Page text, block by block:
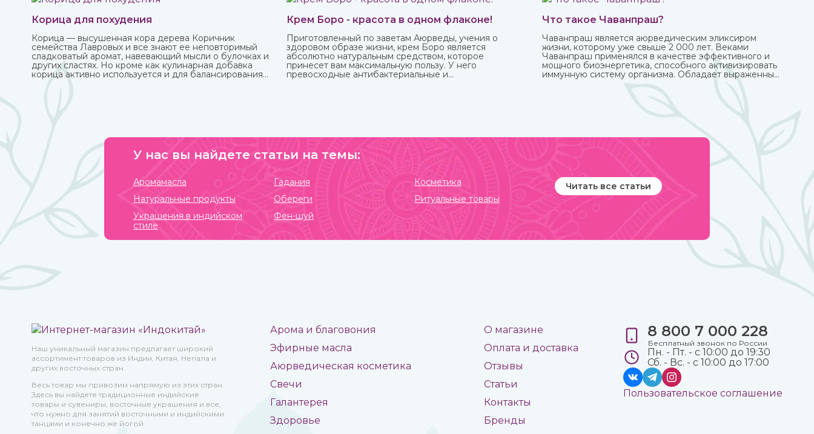
Корица для похудения
Корица — высушенная кора дерева Коричник
семейства Лавровых и все знают ее неповторимый
сладковатый аромат, навевающий мысли о булочках и
других сластях. Но кроме как кулинарная добавка
корица активно используется и для балансирования
употребления сахара и соли и похудения. Она
полезна как в виде сыпучей пряности, так и в
качестве эфирного масла. Приобрести их вы можете в
интернет-магазине ИндоКитай с доставкой по
России.
Крем Боро - красота в одном флаконе!
Приготовленный по заветам Аюрведы, учения о
здоровом образе жизни, крем Боро является
абсолютно натуральным средством, которое
принесет вам максимальную пользу. У него
превосходные антибактериальные и
Что такое Чаванпраш?
Чаванпраш является аюрведическим эликсиром
жизни, которому уже свыше 2 000 лет. Веками
Чаванпраш применялся в качестве эффективного и
мощного биоэнергетика, способного активизировать
иммунную систему организма. Обладает выраженным
омолаживающим действием, оздоравливает и
укрепляет, улучшает кровообращение,
восстанавливает деятельность нервных и
эндокринных функций. Его включают в
терапевтический комплекс для борьбы со многими
хроническими заболеваниями. Рекомендован для
приема с пищей.
У нас вы найдете статьи на темы:
Аромамасла Гадания
Косметика
Натуральные продукты
Обереги
Ритуальные товары
Украшения в индийском
стиле
Фен-шуй
Читать все статьи
Наш уникальный магазин предлагает широкий
ассортимент товаров из Индии, Китая, Непала и
других восточных стран.
Весь товар мы привозим напрямую из этих стран.
Здесь вы найдете традиционные индийские
товары и сувениры, восточные украшения и все,
что нужно для занятий восточными и индийскими
танцами и конечно же йогой.
Арома и благовония
Эфирные масла
Аюрведическая косметика
Свечи
Галантерея
Здоровье
О магазине
Оплата и доставка
Отзывы
Статьи
Контакты
Бренды
8 800 7 000 228
Бесплатный звонок по России
Пн. - Пт. - с 10:00 до 19:30
Сб. - Вс. - с 10:00 до 17:00
Пользовательское соглашение